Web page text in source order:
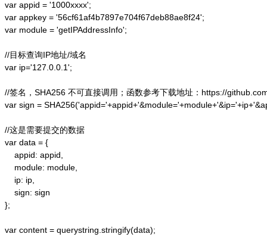
var appid = '1000xxxx';
var appkey = '56cf61af4b7897e704f67deb88ae8f24';
var module = 'getIPAddressInfo';
//目标查询IP地址/域名
var ip='127.0.0.1';
//签名，SHA256 不可直接调用；函数参考下载地址：https://
var sign =
//这是需要提交的数据
var data = {
    appid: appid,
    module: module,
    ip: ip,
    sign: sign
};
var content = querystring.stringify(data);